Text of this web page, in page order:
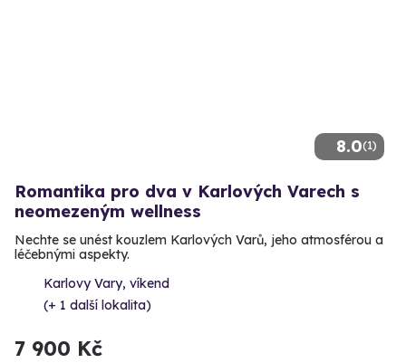
8.0(1)
Romantika pro dva v Karlových Varech s
neomezeným wellness
Nechte se unést kouzlem Karlových Varů, jeho atmosférou a
léčebnými aspekty.
Karlovy Vary, víkend
(+ 1 další lokalita)
7 900 Kč